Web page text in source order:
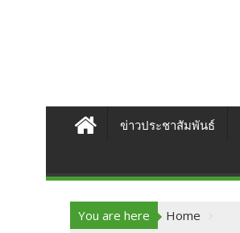
ข่าวประชาสัมพันธ์
You are here
Home